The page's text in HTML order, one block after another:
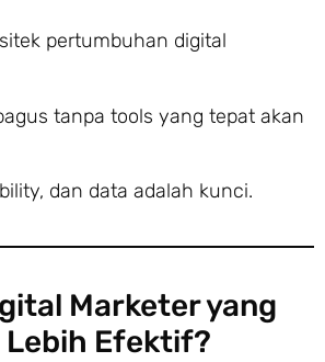
pertumbuhan digital
tanpa tools yang tepat akan
dan data adalah kunci.
Marketer yang
Lebih Efektif?